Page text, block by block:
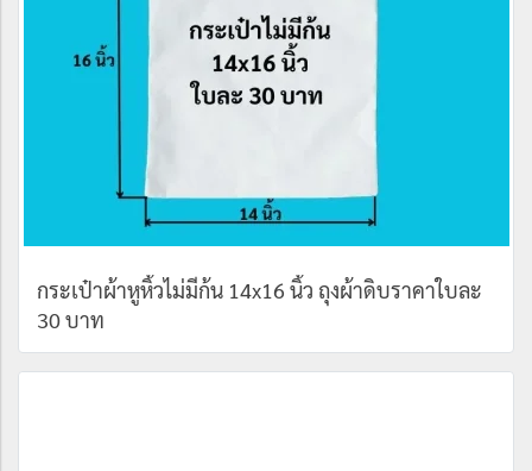
กระเป๋าผ้าหูหิ้วไม่มีก้น 14x16 นิ้ว ถุงผ้าดิบราคาใบละ
30 บาท